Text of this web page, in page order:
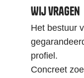
Wij vragen
Het bestuur
profiel.
Concreet